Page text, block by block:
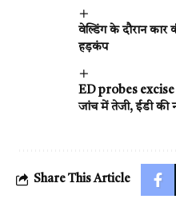
वेल्डिंग के दौरान कार
हड़कंप
ED probes excise
जांच में तेजी, ईडी की
Share This Article